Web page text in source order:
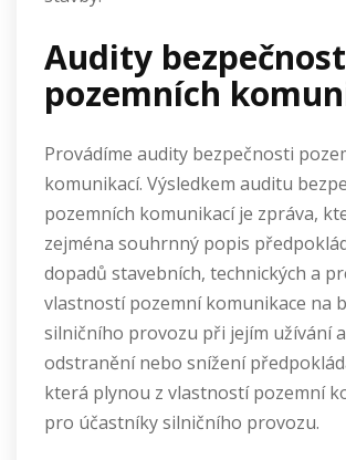
Audity
pozemních
Provádíme audity bezpečnosti
komunikací. Výsledkem auditu
pozemních komunikací je zpráva,
zejména souhrnný popis
dopadů stavebních, technických a
vlastností pozemní komunikace na
silničního provozu při jejím užívání
odstranění nebo snížení
která plynou z vlastností pozemní
pro účastníky silničního provozu.